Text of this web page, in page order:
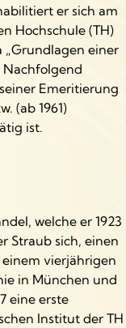
er sich am
Hochschule (TH)
einer
Nachfolgend
Emeritierung
(ab 1961)
ist.
welche er 1923
Straub sich, einen
vierjährigen
in München und
eine erste
Institut der TH